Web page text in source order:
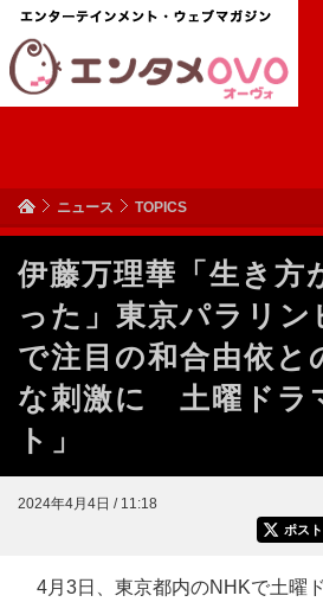
ニュース TOPICS
伊藤万理華「生き方
った」東京パラリン
で注目の和合由依と
な刺激に 土曜ドラ
ト」
2024年4月4日 / 11:18
ポスト
4月3日、東京都内のNHKで土曜